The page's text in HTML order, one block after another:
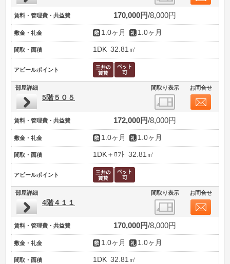
賃料・管理費・共益費 170,000円 8,000円
敷金・礼金 1.0ヶ月 1.0ヶ月
間取・面積 1DK 32.81㎡
アピールポイント
部屋詳細 間取り表示 お問合せ
5階５０５
賃料・管理費・共益費 172,000円 8,000円
敷金・礼金 1.0ヶ月 1.0ヶ月
間取・面積 1DK＋ﾛﾌﾄ 32.81㎡
アピールポイント
部屋詳細 間取り表示 お問合せ
4階４１１
賃料・管理費・共益費 170,000円 8,000円
敷金・礼金 1.0ヶ月 1.0ヶ月
間取・面積 1DK 32.81㎡